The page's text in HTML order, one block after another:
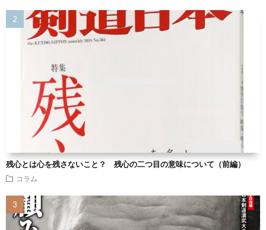
残心とは心を残さないこと？ 残心の二つ目の意味について（前編）
コラム